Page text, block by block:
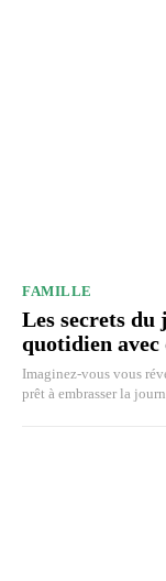
FAMILLE
Les secrets
quotidien avec
Imaginez-vous vous
prêt à embrasser la